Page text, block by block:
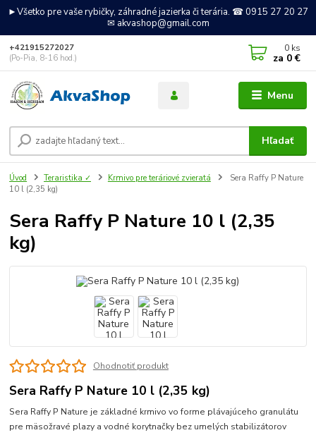
►Všetko pre vaše rybičky, záhradné jazierka či terária. ☎ 0915 27 20 27
✉ akvashop@gmail.com
Menu
Hľadať
+421915272027
(Po-Pia, 8-16 hod.)
0 ks
za 0 €
Úvod Teraristika ✓ Krmivo pre teráriové zvieratá
Sera Raffy P Nature
10 l (2,35 kg)
Sera Raffy P Nature 10 l (2,35
kg)
Ohodnotiť produkt
Sera Raffy P Nature 10 l (2,35 kg)
Sera Raffy P Nature je základné krmivo vo forme plávajúceho granulátu
pre mäsožravé plazy a vodné korytnačky bez umelých stabilizátorov